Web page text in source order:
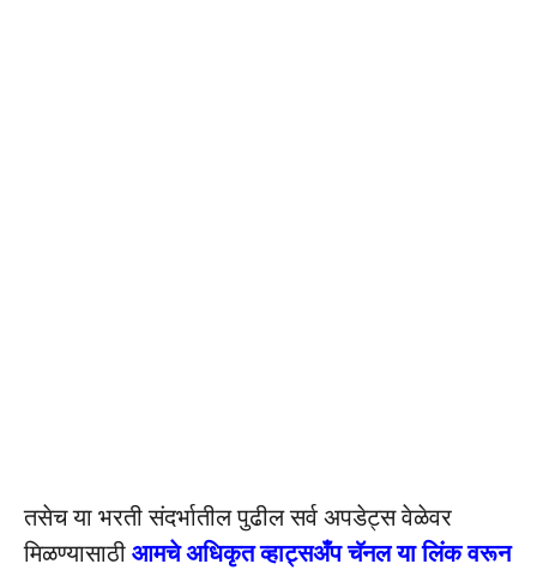
तसेच या भरती संदर्भातील पुढील सर्व अपडेट्स वेळेवर
मिळण्यासाठी आमचे अधिकृत व्हाट्सअँप चॅनल या लिंक वरून